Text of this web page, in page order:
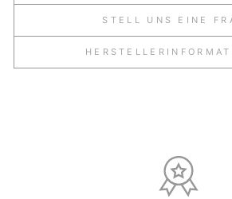
STELL UNS EINE